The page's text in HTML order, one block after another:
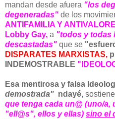
mandan desde afuera "los
degeneradas" de los
ANTIFAMILIA Y
Lobby Gay, a "todos y todas
descastadas" que se
DISPARATES MARXISTAS,
INDEMOSTRABLE
Esa mentirosa y falsa
demostrada" ndayé, sostiene
que tenga cada un@ (uno/a,
"ell@s", ellos y ellas) sino el